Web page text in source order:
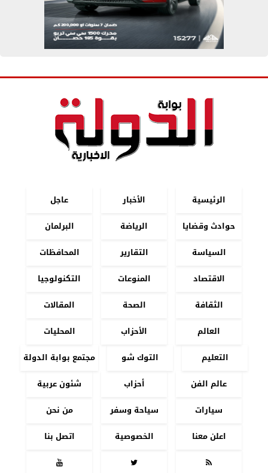
الرئيسية الأخبار
عاجل
حوادث وقضايا
الرياضة
البرلمان
السياسة
التقارير
المحافظات
الاقتصاد
المنوعات
التكنولوجيا
الثقافة
الصحة
المقالات
العالم
الأحزاب
المحليات
التعليم
التوك شو
مجتمع بوابة الدولة
عالم الفن
أحزاب
شئون عربية
سيارات
سياحة وسفر
من نحن
اعلن معنا
الخصوصية
اتصل بنا


